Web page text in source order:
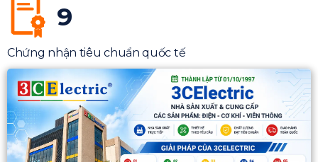
9
Chứng nhận tiêu chuẩn quốc tế